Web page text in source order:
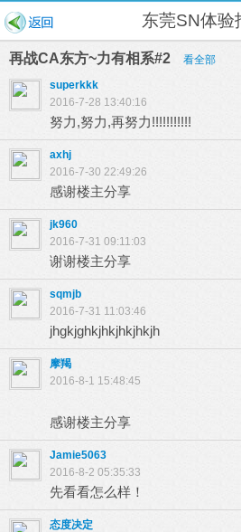
东莞SN体验
再战CA东方~力有相系#2
看全部
superkkk
2016-7-28 13:40:16
努力,努力,再努力!!!!!!!!!!!
axhj
2016-7-30 22:49:26
感谢楼主分享
jk960
2016-7-31 09:11:03
谢谢楼主分享
sqmjb
2016-7-31 11:03:46
jhgkjghkjhkjhkjhkjh
摩羯
2016-8-1 15:48:45
感谢楼主分享
Jamie5063
2016-8-2 05:35:33
先看看怎么样！
态度决定